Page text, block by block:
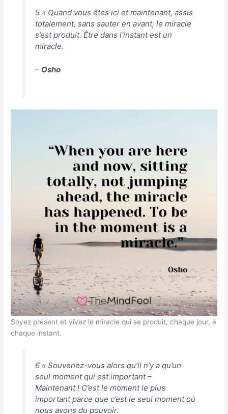
5 « Quand vous êtes ici et maintenant, assis
totalement, sans sauter en avant, le miracle
s’est produit. Être dans l’instant est un
miracle.
– Osho
Soyez présent et vivez le miracle qui se produit, chaque jour, à
chaque instant.
6 « Souvenez-vous alors qu’il n’y a qu’un
seul moment qui est important –
Maintenant ! C’est le moment le plus
important parce que c’est le seul moment où
nous avons du pouvoir.